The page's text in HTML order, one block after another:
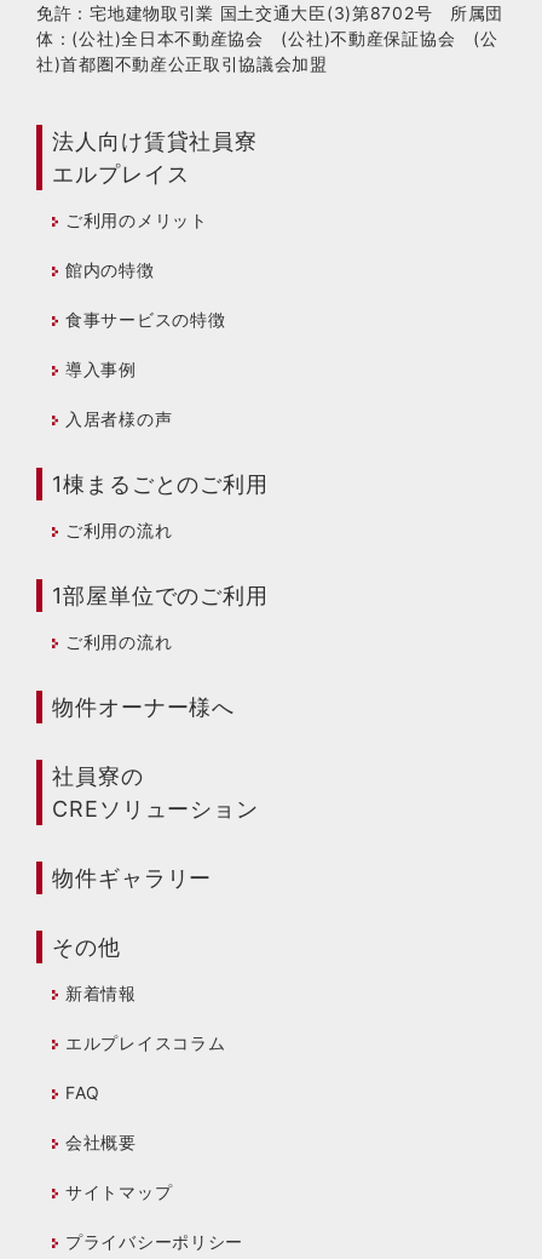
免許：宅地建物取引業 国土交通大臣(3)第8702号 所属団
体：(公社)全日本不動産協会 (公社)不動産保証協会 (公
社)首都圏不動産公正取引協議会加盟
法人向け賃貸社員寮
エルプレイス
ご利用のメリット
館内の特徴
食事サービスの特徴
導入事例
入居者様の声
1棟まるごとのご利用
ご利用の流れ
1部屋単位でのご利用
ご利用の流れ
物件オーナー様へ
社員寮の
CREソリューション
物件ギャラリー
その他
新着情報
エルプレイスコラム
FAQ
会社概要
サイトマップ
プライバシーポリシー